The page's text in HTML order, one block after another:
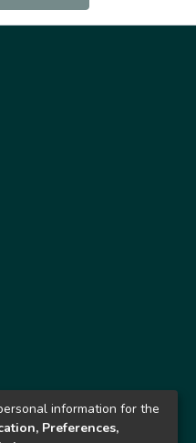
information for the
Preferences,